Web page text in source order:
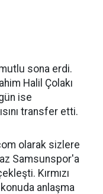
sona erdi.
Halil Çolakı
ise
transfer etti.
olarak sizlere
Samsunspor'a
Kırmızı
anlaşma